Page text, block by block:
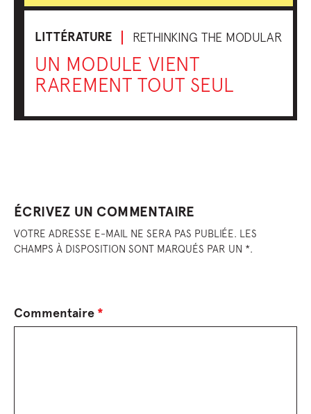
LITTÉRATURE RETHINKING THE MODULAR
UN MODULE VIENT
RAREMENT TOUT SEUL
ÉCRIVEZ UN COMMENTAIRE
VOTRE ADRESSE E-MAIL NE SERA PAS PUBLIÉE. LES
CHAMPS À DISPOSITION SONT MARQUÉS PAR UN *.
Commentaire *